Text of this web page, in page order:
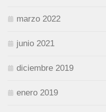
marzo 2022
junio 2021
diciembre 2019
enero 2019